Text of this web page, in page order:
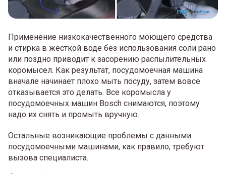
Применение низкокачественного моющего средства
и стирка в жесткой воде без использования соли рано
или поздно приводит к засорению распылительных
коромысел. Как результат, посудомоечная машина
вначале начинает плохо мыть посуду, затем вовсе
отказывается это делать. Все коромысла у
посудомоечных машин Bosch снимаются, поэтому
надо их снять и промыть вручную.
Остальные возникающие проблемы с данными
посудомоечными машинами, как правило, требуют
вызова специалиста.